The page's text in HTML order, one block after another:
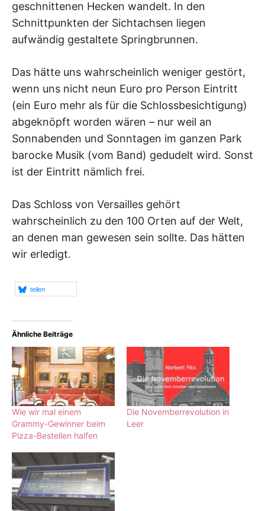
geschnittenen Hecken wandelt. In den
Schnittpunkten der Sichtachsen liegen
aufwändig gestaltete Springbrunnen.
Das hätte uns wahrscheinlich weniger gestört,
wenn uns nicht neun Euro pro Person Eintritt
(ein Euro mehr als für die Schlossbesichtigung)
abgeknöpft worden wären – nur weil an
Sonnabenden und Sonntagen im ganzen Park
barocke Musik (vom Band) gedudelt wird. Sonst
ist der Eintritt nämlich frei.
Das Schloss von Versailles gehört
wahrscheinlich zu den 100 Orten auf der Welt,
an denen man gewesen sein sollte. Das hätten
wir erledigt.
teilen
Ähnliche Beiträge
Wie wir mal einem
Grammy-Gewinner beim
Pizza-Bestellen halfen
Die Novemberrevolution in
Leer